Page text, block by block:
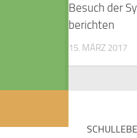
Besuch der
berichten
15. MÄRZ 2017